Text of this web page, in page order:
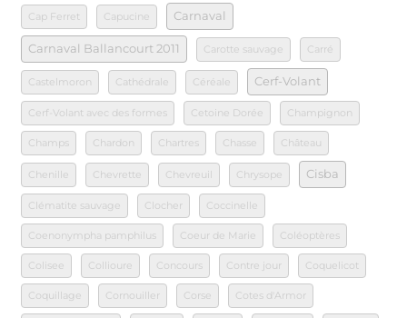
Cap Ferret Capucine Carnaval
Carnaval Ballancourt 2011 Carotte sauvage Carré
Castelmoron Cathédrale Céréale Cerf-Volant
Cerf-Volant avec des formes Cetoine Dorée Champignon
Champs Chardon Chartres Chasse Château
Chenille Chevrette Chevreuil Chrysope Cisba
Clématite sauvage Clocher Coccinelle
Coenonympha pamphilus Coeur de Marie Coléoptères
Colisee Collioure Concours Contre jour Coquelicot
Coquillage Cornouiller Corse Cotes d'Armor